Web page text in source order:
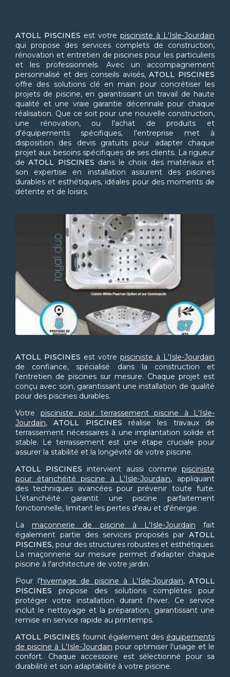
ATOLL PISCINES est votre pisciniste à L'Isle-Jourdain
qui propose des services complets de construction,
rénovation et entretien de piscines pour les particuliers
et les professionnels. Avec un accompagnement
personnalisé et des conseils avisés,ATOLL PISCINES
offre des solutions clé en main pour concrétiser les
projets de piscine, en garantissant un travail de haute
qualité et une vraie garantie décennale pour chaque
réalisation. Que ce soit pour une nouvelle construction,
une rénovation, ou l'achat de produits et
d'équipements spécifiques, l'entreprise met à
disposition des devis gratuits pour adapter chaque
projet aux besoins spécifiques de ses clients. La rigueur
deATOLL PISCINES dans le choix des matériaux et
son expertise en installation assurent des piscines
durables et esthétiques, idéales pour des moments de
détente et de loisirs.
ATOLL PISCINES est votre pisciniste à L'Isle-Jourdain
de confiance, spécialisé dans la construction et
l'entretien de piscines sur mesure. Chaque projet est
conçu avec soin, garantissant une installation de qualité
pour des piscines durables.
Votre pisciniste pour terrassement piscine à L'Isle-
Jourdain,ATOLL PISCINES réalise les travaux de
terrassement nécessaires à une implantation solide et
stable. Le terrassement est une étape cruciale pour
assurer la stabilité et la longévité de votre piscine.
ATOLL PISCINES intervient aussi commepisciniste
pour étanchéité piscine à L'Isle-Jourdain, appliquant
des techniques avancées pour prévenir toute fuite.
L'étanchéité garantit une piscine parfaitement
fonctionnelle, limitant les pertes d'eau et d'énergie.
La maçonnerie de piscine à L'Isle-Jourdain fait
également partie des services proposés par ATOLL
PISCINES, pour des structures robustes et esthétiques.
La maçonnerie sur mesure permet d'adapter chaque
piscine à l'architecture de votre jardin.
Pour l'hivernage de piscine à L'Isle-Jourdain, ATOLL
PISCINES propose des solutions complètes pour
protéger votre installation durant l'hiver. Ce service
inclut le nettoyage et la préparation, garantissant une
remise en service rapide au printemps.
ATOLL PISCINES fournit également des équipements
de piscine à L'Isle-Jourdain pour optimiser l'usage et le
confort. Chaque accessoire est sélectionné pour sa
durabilité et son adaptabilité à votre piscine.